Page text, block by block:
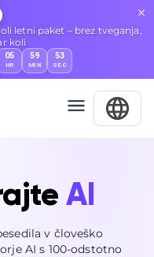
letni paket – brez tveganja,
koli
05
HR
59
MIN
52
SEC
AI
v človeško
AI s 100-odstotno